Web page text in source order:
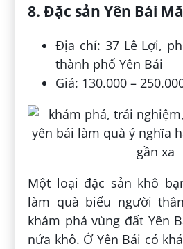
8. Đặc sản Yên Bái
Địa chỉ: 37 Lê Lợi,
thành phố Yên Bái
Giá: 130.000 –
Một loại đặc sản khô
làm quà biếu người
khám phá vùng đất Yên
nứa khô. Ở Yên Bái có